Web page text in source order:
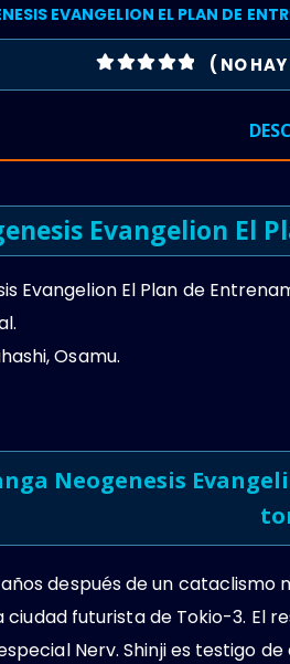
EVANGELION EL PLAN DE
( NO
Evangelion El
Evangelion El Plan de
Osamu.
Neogenesis
años después de un
ciudad futurista de Tokio-3. El
Nerv. Shinji es testigo